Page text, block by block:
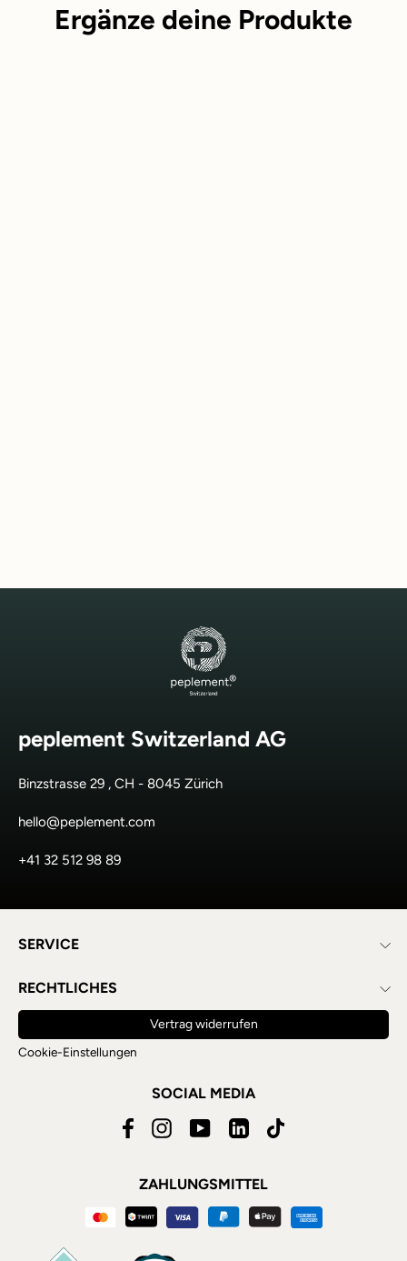
Ergänze deine Produkte
peplement Switzerland AG
Binzstrasse 29 , CH - 8045 Zürich
hello@peplement.com
+41 32 512 98 89
SERVICE
RECHTLICHES
Vertrag widerrufen
Cookie-Einstellungen
SOCIAL MEDIA
FacebookInstagramYouTubeLinkedInTikTok
ZAHLUNGSMITTEL